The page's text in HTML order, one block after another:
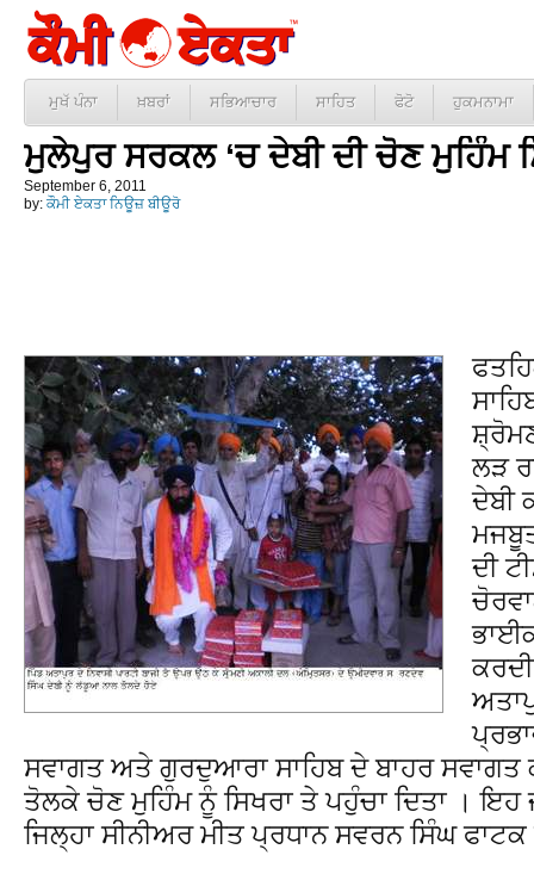
ਮੁਖੱ ਪੰਨਾ ਖ਼ਬਰਾਂ ਸਭਿਆਚਾਰ ਸਾਹਿਤ ਫੋਟੋ ਹੁਕਮਨਾਮਾ
ਮੁਲੇਪੁਰ ਸਰਕਲ ‘ਚ ਦੇਬੀ ਦੀ ਚੋਣ ਮੁਹਿੰਮ
September 6, 2011
by: ਕੌਮੀ ਏਕਤਾ ਨਿਊਜ਼ ਬੀਊਰੋ
ਲੜ
ਦੇਬੀ
ਦੀ
ਸਵਾਗਤ ਅਤੇ ਗੁਰਦੁਆਰਾ ਸਾਹਿਬ ਦੇ ਬਾਹਰ
ਤੋਲਕੇ ਚੋਣ ਮੁਹਿੰਮ ਨੂੰ ਸਿਖਰਾ ਤੇ ਪਹੁੰਚਾ ਦਿਤਾ । ਇਹ
ਜਿਲ੍ਹਾ ਸੀਨੀਅਰ ਮੀਤ ਪ੍ਰਧਾਨ ਸਵਰਨ ਸਿੰਘ ਫਾਟਕ